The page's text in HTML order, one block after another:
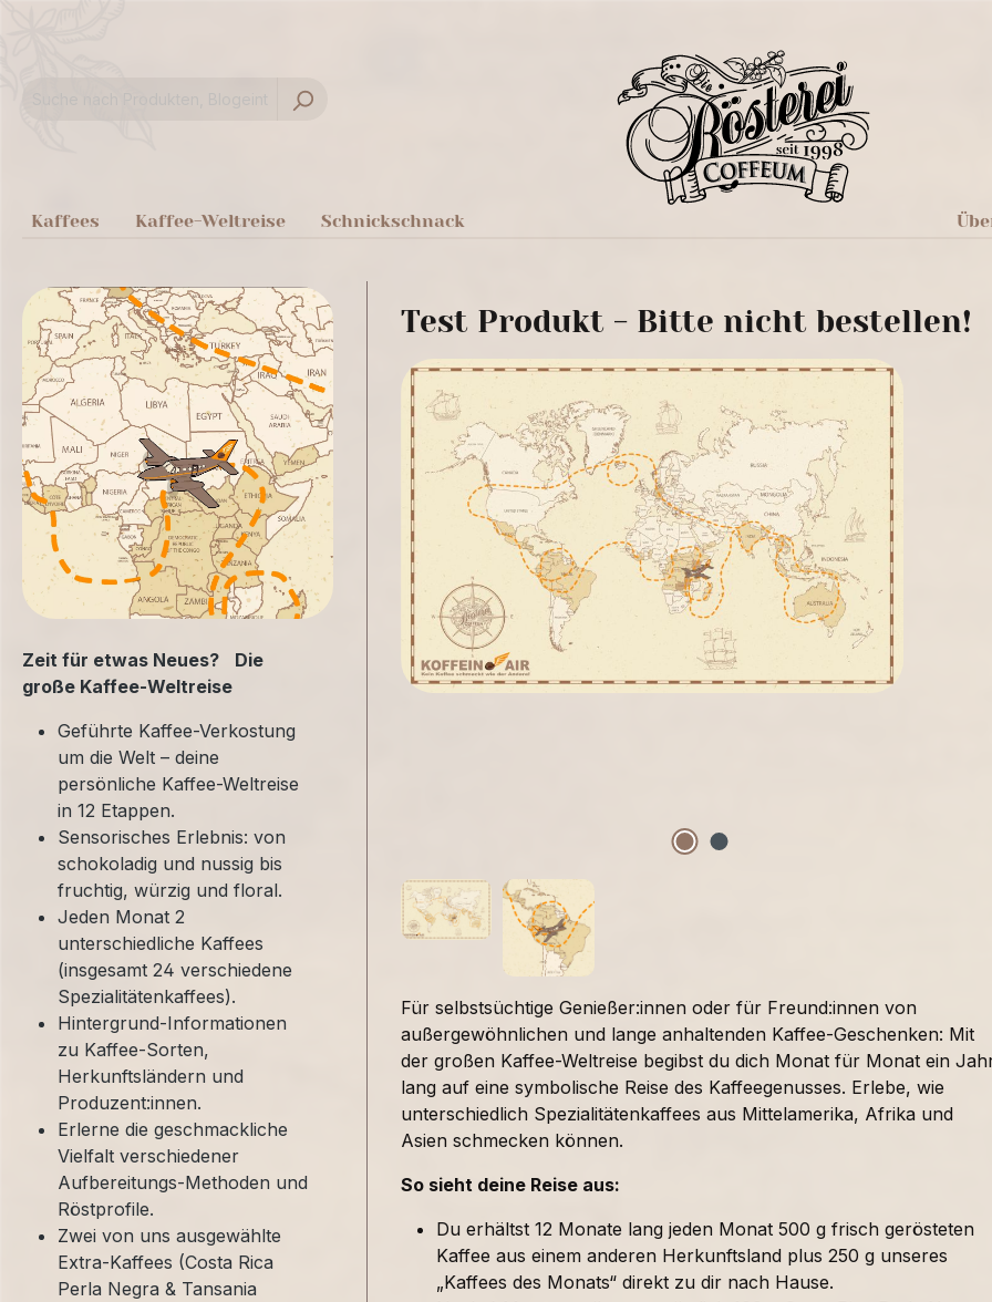
Kaffees Kaffee-Weltreise Schnickschnack
Zeit für etwas Neues? Die
große Kaffee-Weltreise
Geführte Kaffee-Verkostung
um die Welt – deine
persönliche Kaffee-Weltreise
in 12 Etappen.
Sensorisches Erlebnis: von
schokoladig und nussig bis
fruchtig, würzig und floral.
Jeden Monat 2
unterschiedliche Kaffees
(insgesamt 24 verschiedene
Spezialitätenkaffees).
Hintergrund-Informationen
zu Kaffee-Sorten,
Herkunftsländern und
Produzent:innen.
Erlerne die geschmackliche
Vielfalt verschiedener
Aufbereitungs-Methoden und
Röstprofile.
Zwei von uns ausgewählte
Extra-Kaffees (Costa Rica
Perla Negra & Tansania
Test Produkt - Bitte nicht bestellen!
Für selbstsüchtige Genießer:innen oder für Freund:innen von
außergewöhnlichen und lange anhaltenden Kaffee-Geschenken: Mit
der großen Kaffee-Weltreise begibst du dich Monat für Monat ein
lang auf eine symbolische Reise des Kaffeegenusses. Erlebe, wie
unterschiedlich Spezialitätenkaffees aus Mittelamerika, Afrika und
Asien schmecken können.
So sieht deine Reise aus:
Du erhältst 12 Monate lang jeden Monat 500 g frisch gerösteten
Kaffee aus einem anderen Herkunftsland plus 250 g unseres
„Kaffees des Monats“ direkt zu dir nach Hause.